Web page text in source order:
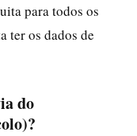
para todos os
ter os dados de
do